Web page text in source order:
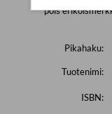
pois
Pikahaku:
Tuotenimi:
ISBN: